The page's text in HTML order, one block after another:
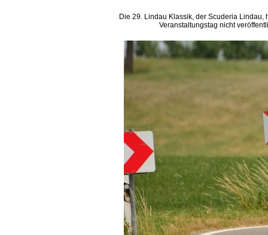
Die 29. Lindau Klassik, der Scuderia
Veranstaltungstag nicht